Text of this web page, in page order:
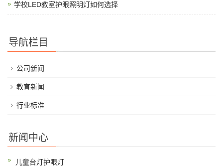
学校LED教室护眼照明灯如何选择
导航栏目
公司新闻
教育新闻
行业标准
新闻中心
儿童台灯护眼灯